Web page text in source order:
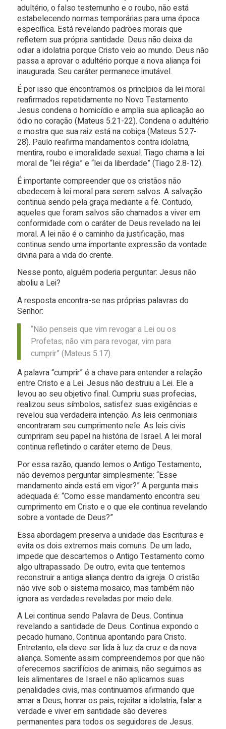
adultério, o falso testemunho e o roubo, não está
estabelecendo normas temporárias para uma época
específica. Está revelando padrões morais que
refletem sua própria santidade. Deus não deixa de
odiar a idolatria porque Cristo veio ao mundo. Deus não
passa a aprovar o adultério porque a nova aliança foi
inaugurada. Seu caráter permanece imutável.
É por isso que encontramos os princípios da lei moral
reafirmados repetidamente no Novo Testamento.
Jesus condena o homicídio e amplia sua aplicação ao
ódio no coração (Mateus 5.21-22). Condena o adultério
e mostra que sua raiz está na cobiça (Mateus 5.27-
28). Paulo reafirma mandamentos contra idolatria,
mentira, roubo e imoralidade sexual. Tiago chama a lei
moral de “lei régia” e “lei da liberdade” (Tiago 2.8-12).
É importante compreender que os cristãos não
obedecem à lei moral para serem salvos. A salvação
continua sendo pela graça mediante a fé. Contudo,
aqueles que foram salvos são chamados a viver em
conformidade com o caráter de Deus revelado na lei
moral. A lei não é o caminho da justificação, mas
continua sendo uma importante expressão da vontade
divina para a vida do crente.
Nesse ponto, alguém poderia perguntar: Jesus não
aboliu a Lei?
A resposta encontra-se nas próprias palavras do
Senhor:
“Não penseis que vim revogar a Lei ou os
Profetas; não vim para revogar, vim para
cumprir” (Mateus 5.17).
A palavra “cumprir” é a chave para entender a relação
entre Cristo e a Lei. Jesus não destruiu a Lei. Ele a
levou ao seu objetivo final. Cumpriu suas profecias,
realizou seus símbolos, satisfez suas exigências e
revelou sua verdadeira intenção. As leis cerimoniais
encontraram seu cumprimento nele. As leis civis
cumpriram seu papel na história de Israel. A lei moral
continua refletindo o caráter eterno de Deus.
Por essa razão, quando lemos o Antigo Testamento,
não devemos perguntar simplesmente: “Esse
mandamento ainda está em vigor?” A pergunta mais
adequada é: “Como esse mandamento encontra seu
cumprimento em Cristo e o que ele continua revelando
sobre a vontade de Deus?”
Essa abordagem preserva a unidade das Escrituras e
evita os dois extremos mais comuns. De um lado,
impede que descartemos o Antigo Testamento como
algo ultrapassado. De outro, evita que tentemos
reconstruir a antiga aliança dentro da igreja. O cristão
não vive sob o sistema mosaico, mas também não
ignora as verdades reveladas por meio dele.
A Lei continua sendo Palavra de Deus. Continua
revelando a santidade de Deus. Continua expondo o
pecado humano. Continua apontando para Cristo.
Entretanto, ela deve ser lida à luz da cruz e da nova
aliança. Somente assim compreendemos por que não
oferecemos sacrifícios de animais, não seguimos as
leis alimentares de Israel e não aplicamos suas
penalidades civis, mas continuamos afirmando que
amar a Deus, honrar os pais, rejeitar a idolatria, falar a
verdade e viver em santidade são deveres
permanentes para todos os seguidores de Jesus.